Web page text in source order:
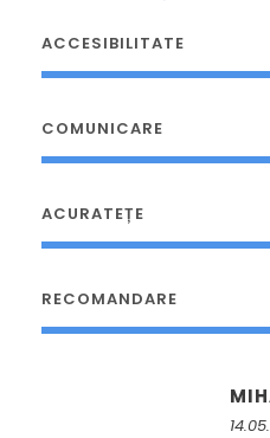
ACCESIBILITATE
COMUNICARE
ACURATEȚE
RECOMANDARE